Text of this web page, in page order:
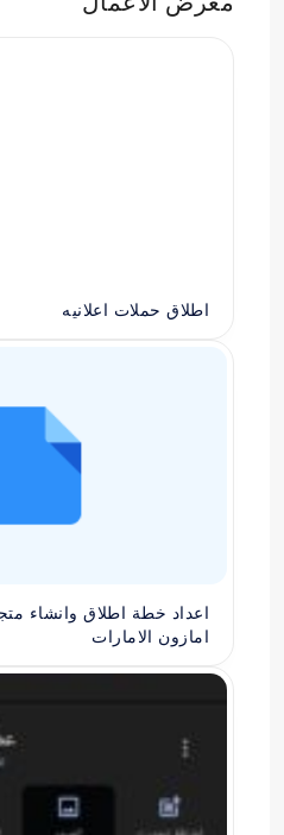
اطلاق حملات اعلانيه
اعداد خطة اطلاق وانشاء
امازون الامارات